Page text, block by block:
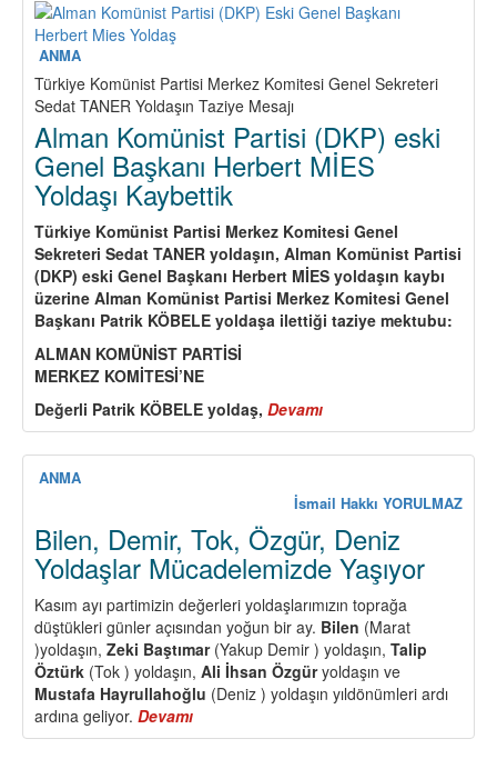
ANMA
Türkiye Komünist Partisi Merkez Komitesi Genel Sekreteri
Sedat TANER Yoldaşın Taziye Mesajı
Alman Komünist Partisi (DKP) eski
Genel Başkanı Herbert MİES
Yoldaşı Kaybettik
Türkiye Komünist Partisi Merkez Komitesi Genel
Sekreteri Sedat TANER yoldaşın, Alman Komünist Partisi
(DKP) eski Genel Başkanı Herbert MİES yoldaşın kaybı
üzerine Alman Komünist Partisi Merkez Komitesi Genel
Başkanı Patrik KÖBELE yoldaşa ilettiği taziye mektubu:
ALMAN KOMÜNİST PARTİSİ
MERKEZ KOMİTESİ’NE
Değerli Patrik KÖBELE yoldaş, Devamı
Alman
Komünist
(DKP)
Genel
Başkanı
Herbert
MİES
Yoldaşı
Kaybettik
ANMA
İsmail Hakkı YORULMAZ
Bilen, Demir, Tok, Özgür, Deniz
Yoldaşlar Mücadelemizde Yaşıyor
Kasım ayı partimizin değerleri yoldaşlarımızın toprağa
düştükleri günler açısından yoğun bir ay. Bilen (Marat
)yoldaşın, Zeki Baştımar (Yakup Demir ) yoldaşın, Talip
Öztürk (Tok ) yoldaşın, Ali İhsan Özgüryoldaşın ve
Mustafa Hayrullahoğlu (Deniz ) yoldaşın yıldönümleri ardı
ardına geliyor. Devamı
Bilen,